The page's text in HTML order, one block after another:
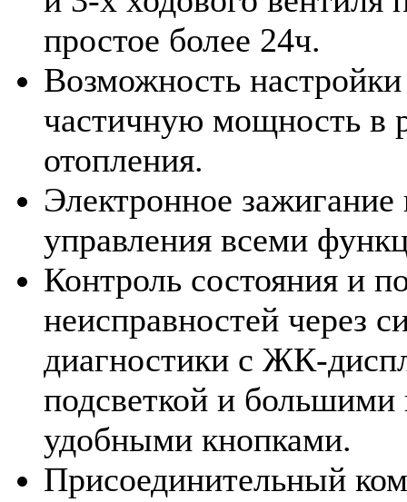
простое более 24ч.
Возможность
частичную мощность в
отопления.
Электронное зажигание
управления всеми
Контроль состояния и
неисправностей через
диагностики с ЖК-
подсветкой и большими
удобными кнопками.
Присоединительный